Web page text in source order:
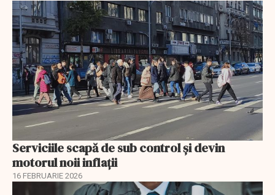
Serviciile scapă de sub control și devin
motorul noii inflații
16 FEBRUARIE 2026